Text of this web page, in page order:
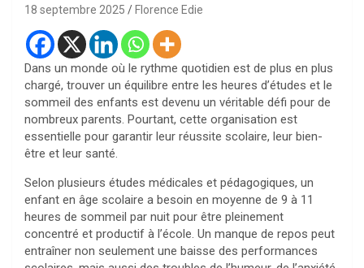
18 septembre 2025 Florence Edie
Dans un monde où le rythme quotidien est de plus en plus
chargé, trouver un équilibre entre les heures d’études et le
sommeil des enfants est devenu un véritable défi pour de
nombreux parents. Pourtant, cette organisation est
essentielle pour garantir leur réussite scolaire, leur bien-
être et leur santé.
Selon plusieurs études médicales et pédagogiques, un
enfant en âge scolaire a besoin en moyenne de 9 à 11
heures de sommeil par nuit pour être pleinement
concentré et productif à l’école. Un manque de repos peut
entraîner non seulement une baisse des performances